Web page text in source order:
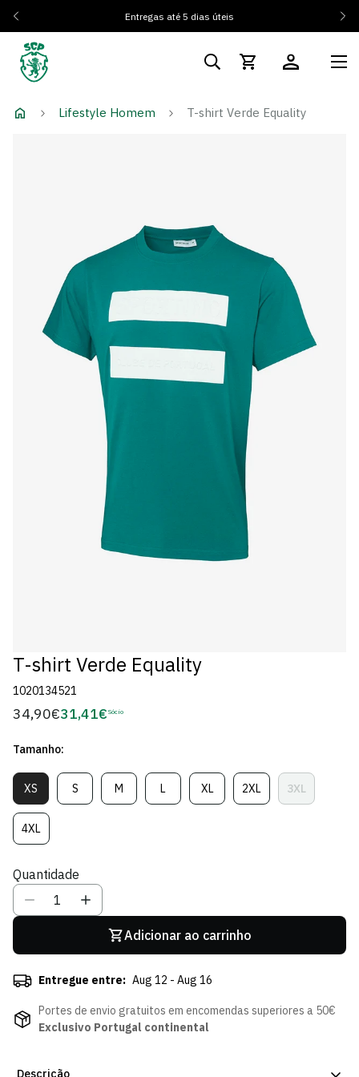
Entregas até 5 dias úteis
Lifestyle Homem T-shirt Verde Equality
T-shirt Verde Equality
1020134521
Preço
34,90€Preço
Sócio
31,41€ Sócio
Tamanho:
XSVariante
Esgotada
Ou
Indisponível
SVariante
Esgotada
MVariante
Esgotada
LVariante
Esgotada
XLVariante
Esgotada
2XLVariante
Esgotada
3XLVariante
Esgotada
4XLVariante
Esgotada
Indisponível
Quantidade
Adicionar ao carrinho
Entregue entre: Aug 12 - Aug 16
Portes de envio gratuitos em encomendas superiores a 50€
Exclusivo Portugal continental
Descrição